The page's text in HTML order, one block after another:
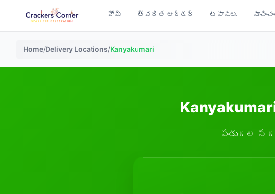
హోమ్ త్వరిత ఆర్డర్ టపాసులు
Home/Delivery Locations/Kanyakumari
పండుగల